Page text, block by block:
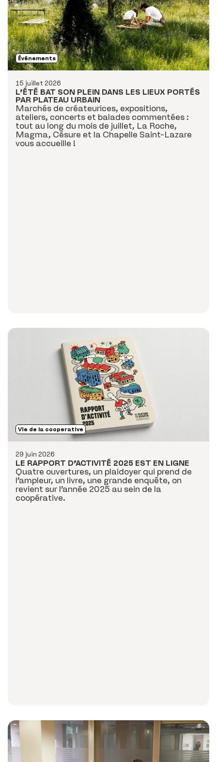
15 juillet 2026
Événements
L’ÉTÉ BAT SON PLEIN DANS LES LIEUX PORTÉS
PAR PLATEAU URBAIN
Marchés de créateurices, expositions,
ateliers, concerts et balades commentées :
tout au long du mois de juillet, La Roche,
Magma, Césure et la Chapelle Saint-Lazare
vous accueille !
29 juin 2026
Vie de la cooperative
LE RAPPORT D’ACTIVITÉ 2025 EST EN LIGNE
Quatre ouvertures, un plaidoyer qui prend de
l’ampleur, un livre, une grande enquête, on
revient sur l’année 2025 au sein de la
coopérative.